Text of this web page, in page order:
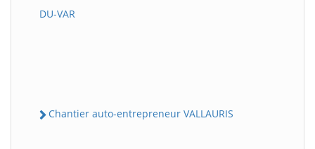
DU-VAR
Chantier auto-entrepreneur VALLAURIS